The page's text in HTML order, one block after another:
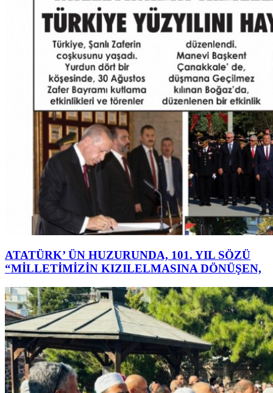
ATATÜRK’ ÜN HUZURUNDA, 101. YIL SÖZÜ
“MİLLETİMİZİN KIZILELMASINA DÖNÜŞEN,